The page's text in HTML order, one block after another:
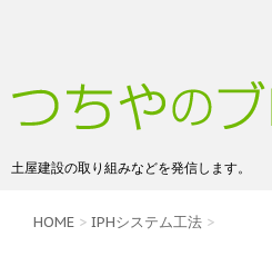
土屋建設の取り組みなどを発信します。
HOME > IPHシステム工法 >